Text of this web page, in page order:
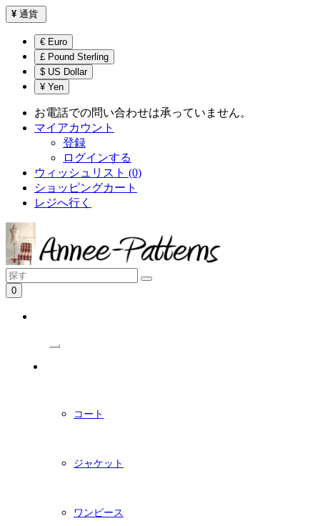
¥ 通貨
€ Euro
£ Pound Sterling
$ US Dollar
¥ Yen
お電話での問い合わせは承っていません。
マイアカウント
登録
ログインする
ウィッシュリスト (0)
ショッピングカート
レジへ行く
0
コート
ジャケット
ワンピース